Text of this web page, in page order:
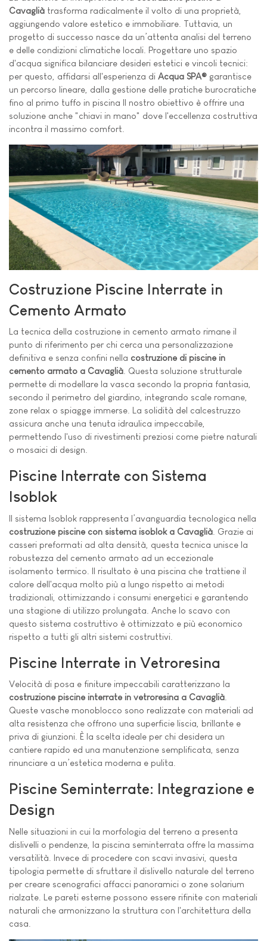
Cavaglià trasforma radicalmente il volto di una proprietà,
aggiungendo valore estetico e immobiliare. Tuttavia, un
progetto di successo nasce da un’attenta analisi del terreno
e delle condizioni climatiche locali. Progettare uno spazio
d'acqua significa bilanciare desideri estetici e vincoli tecnici:
per questo, affidarsi all'esperienza di Acqua SPA® garantisce
un percorso lineare, dalla gestione delle pratiche burocratiche
fino al primo tuffo in piscina Il nostro obiettivo è offrire una
soluzione anche "chiavi in mano" dove l'eccellenza costruttiva
incontra il massimo comfort.
Costruzione Piscine Interrate in
Cemento Armato
La tecnica della costruzione in cemento armato rimane il
punto di riferimento per chi cerca una personalizzazione
definitiva e senza confini nella costruzione di piscine in
cemento armato a Cavaglià. Questa soluzione strutturale
permette di modellare la vasca secondo la propria fantasia,
secondo il perimetro del giardino, integrando scale romane,
zone relax o spiagge immerse. La solidità del calcestruzzo
assicura anche una tenuta idraulica impeccabile,
permettendo l'uso di rivestimenti preziosi come pietre naturali
o mosaici di design.
Piscine Interrate con Sistema
Isoblok
Il sistema Isoblok rappresenta l’avanguardia tecnologica nella
costruzione piscine con sistema isoblok a Cavaglià . Grazie ai
casseri preformati ad alta densità, questa tecnica unisce la
robustezza del cemento armato ad un eccezionale
isolamento termico. Il risultato è una piscina che trattiene il
calore dell'acqua molto più a lungo rispetto ai metodi
tradizionali, ottimizzando i consumi energetici e garantendo
una stagione di utilizzo prolungata. Anche lo scavo con
questo sistema costruttivo è ottimizzato e più economico
rispetto a tutti gli altri sistemi costruttivi.
Piscine Interrate in Vetroresina
Velocità di posa e finiture impeccabili caratterizzano la
costruzione piscine interrate in vetroresina a Cavaglià.
Queste vasche monoblocco sono realizzate con materiali ad
alta resistenza che offrono una superficie liscia, brillante e
priva di giunzioni. È la scelta ideale per chi desidera un
cantiere rapido ed una manutenzione semplificata, senza
rinunciare a un’estetica moderna e pulita.
Piscine Seminterrate: Integrazione e
Design
Nelle situazioni in cui la morfologia del terreno a presenta
dislivelli o pendenze, la piscina seminterrata offre la massima
versatilità. Invece di procedere con scavi invasivi, questa
tipologia permette di sfruttare il dislivello naturale del terreno
per creare scenografici affacci panoramici o zone solarium
rialzate. Le pareti esterne possono essere rifinite con materiali
naturali che armonizzano la struttura con l'architettura della
casa.